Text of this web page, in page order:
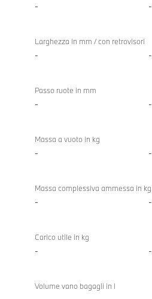
- -
Larghezza in mm / con retrovisori
- -
Passo ruote in mm
- -
Massa a vuoto in kg
- -
Massa complessiva ammessa in kg
- -
Carico utile in kg
- -
Volume vano bagagli in l